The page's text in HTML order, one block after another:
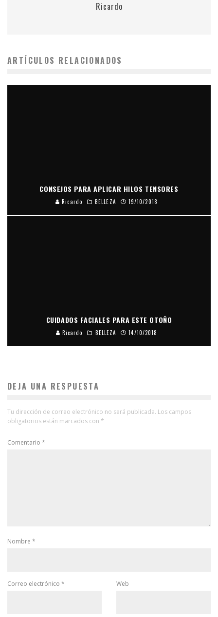
Ricardo
ARTÍCULOS RELACIONADOS
CONSEJOS PARA APLICAR HILOS TENSORES
Ricardo BELLEZA 19/10/2018
CUIDADOS FACIALES PARA ESTE OTOÑO
Ricardo BELLEZA 14/10/2018
DEJA UNA RESPUESTA
Tu dirección de correo electrónico no será publicada. Los campos
obligatorios están marcados con *
Comentario *
Nombre *
Correo electrónico * Web